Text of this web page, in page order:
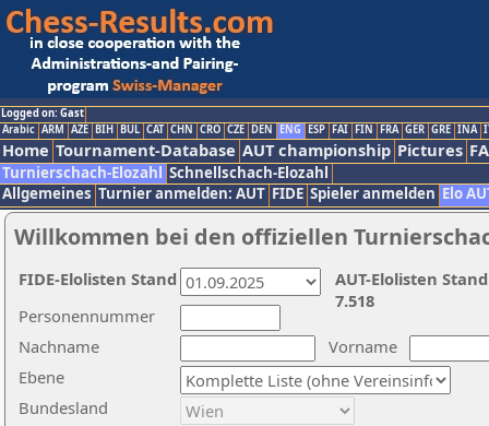
Logged on: Gast
Arabic ARM AZE BIH BUL CAT CHN CRO CZE DEN ENG ESP FAI FIN FRA GER GRE INA
Home Tournament-Database AUT championship Pictures
Turnierschach-Elozahl Schnellschach-Elozahl
Allgemeines Turnier anmelden: AUT FIDE Spieler anmelden Elo
Willkommen bei den offiziellen
Nachname
Vorname
Ebene
Personennummer
Bundesland
AUT-Elolisten
7.518
FIDE-Elolisten Stand